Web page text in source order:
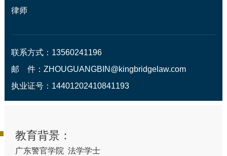
律师
联系方式：13560241196
邮　件：ZHOUGUANGBIN@kingbridgelaw.com
执业证号：14401202410841193
教育背景：
广东警官学院 法学学士